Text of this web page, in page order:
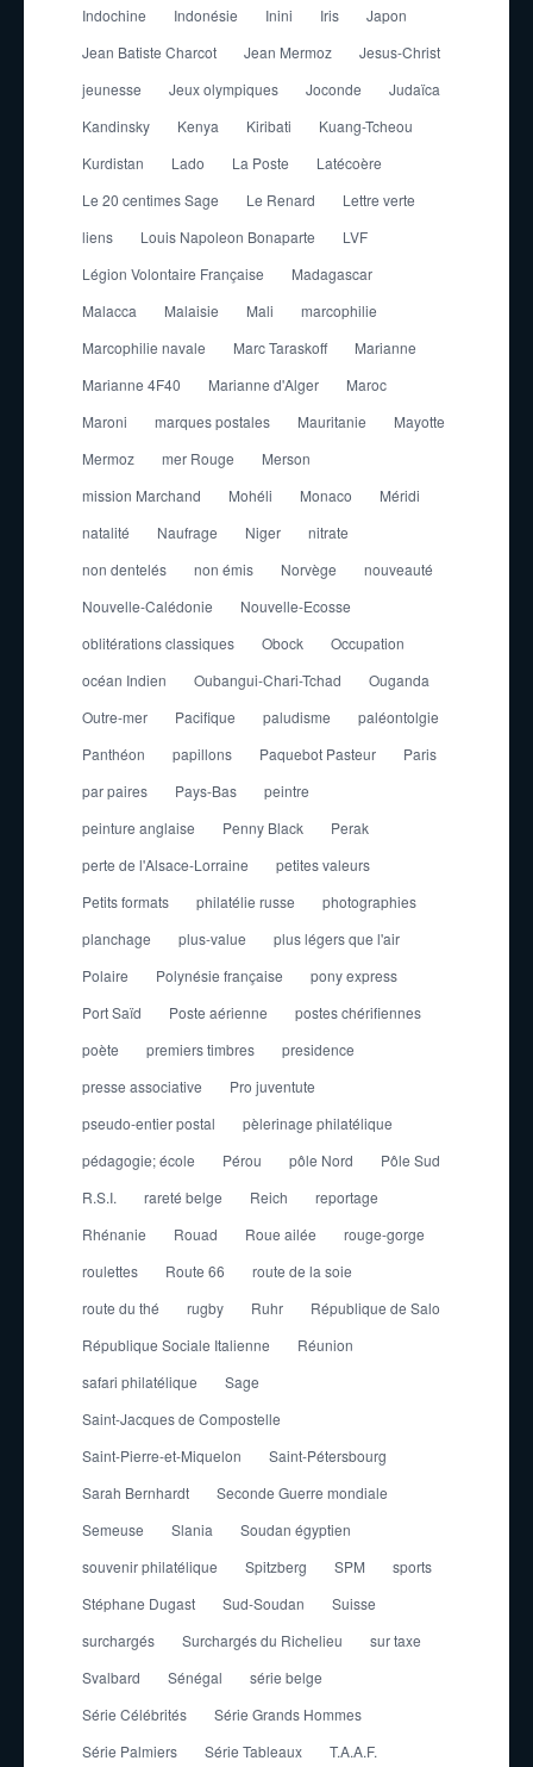
Indochine Indonésie Inini Iris
Japon
Jean Batiste Charcot
Jean Mermoz
Jesus-Christ
jeunesse
Jeux olympiques Joconde
Judaïca
Kandinsky
Kenya Kiribati
Kuang-Tcheou
Kurdistan
Lado La Poste
Latécoère
Le 20 centimes Sage
Le Renard
Lettre verte
liens
Louis Napoleon Bonaparte
LVF
Légion Volontaire Française
Madagascar
Malacca
Malaisie Mali
marcophilie
Marcophilie navale
Marc Taraskoff
Marianne
Marianne 4F40
Marianne d'Alger
Maroc
Maroni
marques postales Mauritanie
Mayotte
Mermoz
mer Rouge
Merson
mission Marchand
Mohéli Monaco
Méridi
natalité
Naufrage Niger
nitrate
non dentelés
non émis Norvège
nouveauté
Nouvelle-Calédonie
Nouvelle-Ecosse
oblitérations classiques
Obock
Occupation
océan Indien
Oubangui-Chari-Tchad
Ouganda
Outre-mer
Pacifique paludisme
paléontolgie
Panthéon
papillons Paquebot Pasteur
Paris
par paires
Pays-Bas
peintre
peinture anglaise
Penny Black
Perak
perte de l'Alsace-Lorraine
petites valeurs
Petits formats
philatélie russe
photographies
planchage
plus-value
plus légers que l'air
Polaire
Polynésie française
pony express
Port Saïd
Poste aérienne
postes chérifiennes
poète
premiers timbres
presidence
presse associative
Pro juventute
pseudo-entier postal
pèlerinage philatélique
pédagogie; école
Pérou pôle Nord
Pôle Sud
R.S.I.
rareté belge Reich
reportage
Rhénanie
Rouad Roue ailée
rouge-gorge
roulettes
Route 66
route de la soie
route du thé
rugby Ruhr
République de Salo
République Sociale Italienne
Réunion
safari philatélique
Sage
Saint-Jacques de Compostelle
Saint-Pierre-et-Miquelon
Saint-Pétersbourg
Sarah Bernhardt
Seconde Guerre mondiale
Semeuse
Slania
Soudan égyptien
souvenir philatélique
Spitzberg SPM
sports
Stéphane Dugast
Sud-Soudan
Suisse
surchargés
Surchargés du Richelieu
sur taxe
Svalbard
Sénégal
série belge
Série Célébrités
Série Grands Hommes
Série Palmiers
Série Tableaux
T.A.A.F.